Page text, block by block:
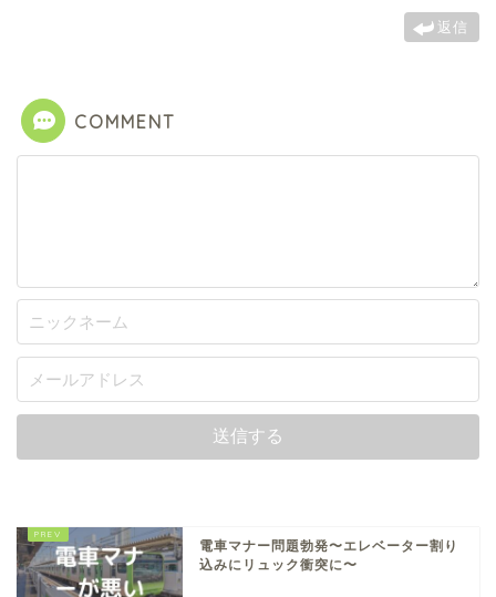
返信
COMMENT
電車マナー問題勃発〜エレベーター割り
込みにリュック衝突に〜